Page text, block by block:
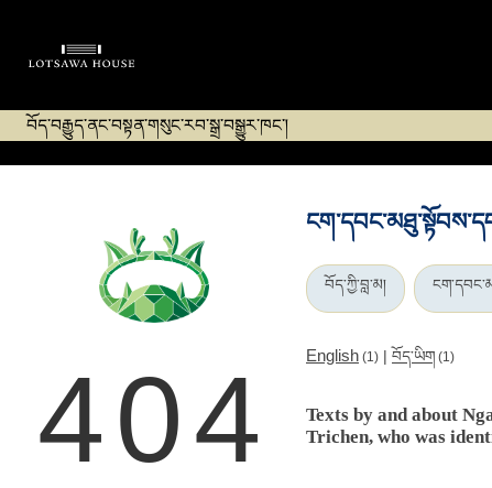
བོད་བརྒྱུད་ནང་བསྟན་གསུང་རབ་སྒྲ་བསྒྱུར་ཁང་།
404
བོད་ཀྱི་བླ་མ།
English (1) | བོད་ཡིག (1)
Texts by and about
Trichen, who was